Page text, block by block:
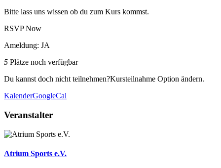
Bitte lass uns wissen ob du zum Kurs kommst.
RSVP Now
Ameldung: JA
5 Plätze noch verfügbar
Du kannst doch nicht teilnehmen?Kursteilnahme Option ändern.
KalenderGoogleCal
Veranstalter
Atrium Sports e.V.